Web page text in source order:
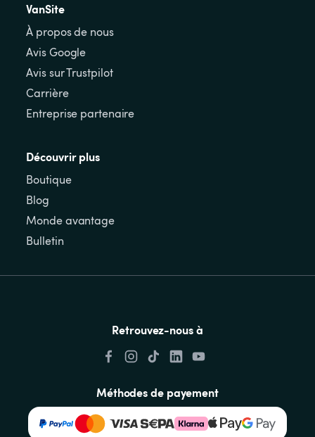
VanSite
À propos de nous
Avis Google
Avis sur Trustpilot
Carrière
Entreprise partenaire
Découvrir plus
Boutique
Blog
Monde avantage
Bulletin
Retrouvez-nous à
Méthodes de payement